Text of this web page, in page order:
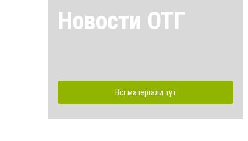
Новости ОТГ
Всі матеріали тут